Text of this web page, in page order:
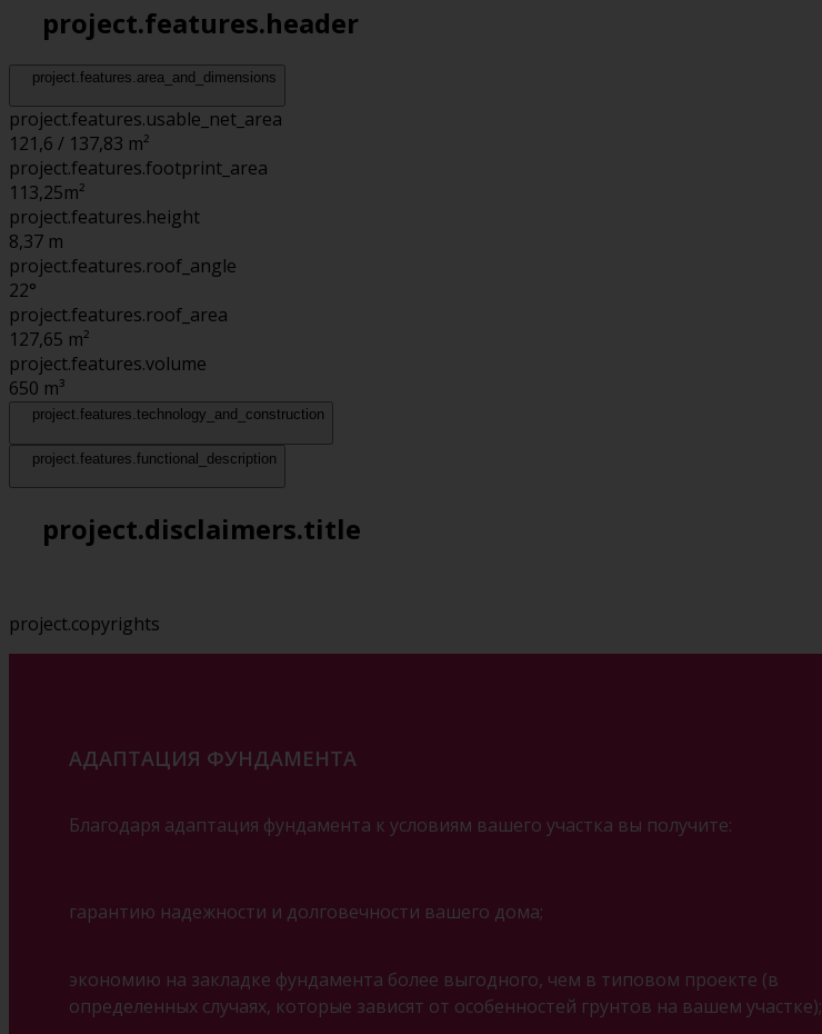
project.features.header
project.features.area_and_dimensions
project.features.usable_net_area
121,6 / 137,83 m²
project.features.footprint_area
113,25m²
project.features.height
8,37 m
project.features.roof_angle
22°
project.features.roof_area
127,65 m²
project.features.volume
650 m³
project.features.technology_and_construction
project.features.functional_description
project.disclaimers.title
project.copyrights
АДАПТАЦИЯ ФУНДАМЕНТА
Благодаря адаптация фундамента к условиям вашего участка вы получите:
гарантию надежности и долговечности вашего дома;
экономию на закладке фундамента более выгодного, чем в типовом проекте (в
определенных случаях, которые зависят от особенностей грунтов на вашем участке);